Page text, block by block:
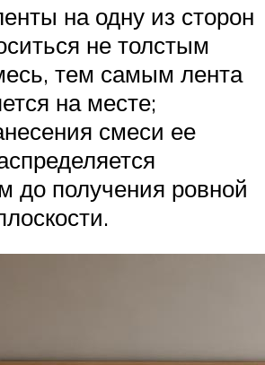
на одну из сторон
не толстым
тем самым лента
на месте;
смеси ее
до получения ровной